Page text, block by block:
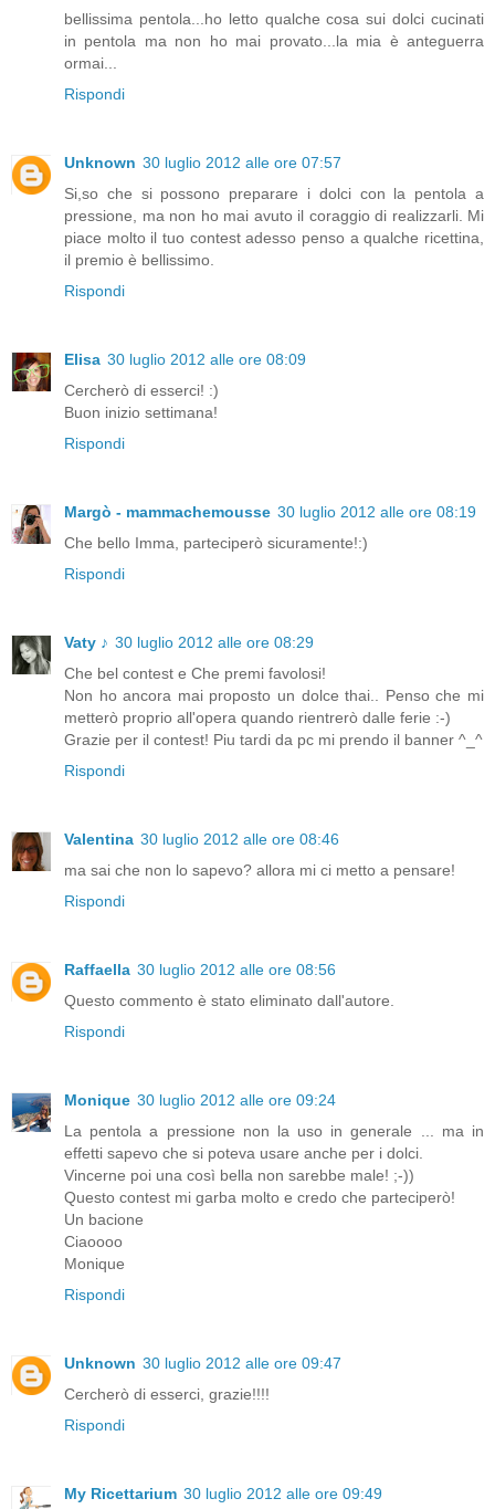
bellissima pentola...ho letto qualche cosa sui dolci cucinati
in pentola ma non ho mai provato...la mia è anteguerra
ormai...
Rispondi
Unknown 30 luglio 2012 alle ore 07:57
Si,so che si possono preparare i dolci con la pentola a
pressione, ma non ho mai avuto il coraggio di realizzarli. Mi
piace molto il tuo contest adesso penso a qualche ricettina,
il premio è bellissimo.
Rispondi
Elisa 30 luglio 2012 alle ore 08:09
Cercherò di esserci! :)
Buon inizio settimana!
Rispondi
Margò - mammachemousse 30 luglio 2012 alle ore 08:19
Che bello Imma, parteciperò sicuramente!:)
Rispondi
Vaty ♪ 30 luglio 2012 alle ore 08:29
Che bel contest e Che premi favolosi!
Non ho ancora mai proposto un dolce thai.. Penso che mi
metterò proprio all'opera quando rientrerò dalle ferie :-)
Grazie per il contest! Piu tardi da pc mi prendo il banner ^_^
Rispondi
Valentina 30 luglio 2012 alle ore 08:46
ma sai che non lo sapevo? allora mi ci metto a pensare!
Rispondi
Raffaella 30 luglio 2012 alle ore 08:56
Questo commento è stato eliminato dall'autore.
Rispondi
Monique 30 luglio 2012 alle ore 09:24
La pentola a pressione non la uso in generale ... ma in
effetti sapevo che si poteva usare anche per i dolci.
Vincerne poi una così bella non sarebbe male! ;-))
Questo contest mi garba molto e credo che parteciperò!
Un bacione
Ciaoooo
Monique
Rispondi
Unknown 30 luglio 2012 alle ore 09:47
Cercherò di esserci, grazie!!!!
Rispondi
My Ricettarium 30 luglio 2012 alle ore 09:49